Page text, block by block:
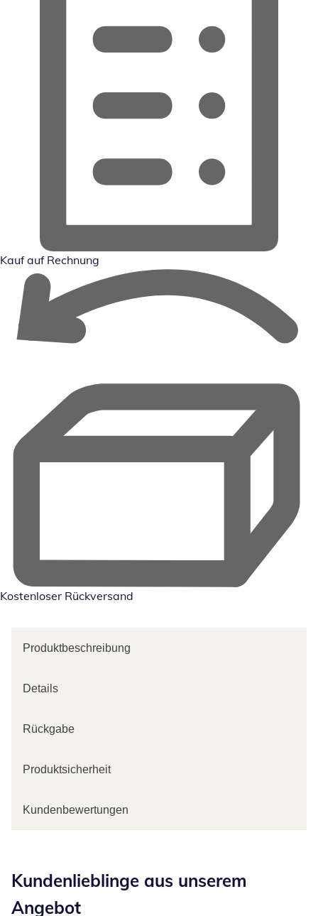
Kauf auf Rechnung
Kostenloser Rückversand
Produktbeschreibung
Details
Rückgabe
Produktsicherheit
Kundenbewertungen
Kundenlieblinge aus unserem
Angebot